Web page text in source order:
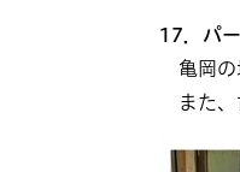
17．パ
亀岡の
また、